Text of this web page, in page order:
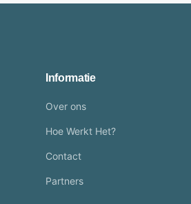
Informatie
Over ons
Hoe Werkt Het?
Contact
Partners